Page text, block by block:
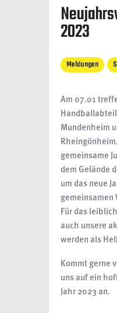
2023
Meldungen
Am 07.01
Mundenheim
gemeinsame
dem Gelände
um das neue
gemeinsamen
Für das
auch unsere
werden als
Kommt gerne
uns auf ein
Jahr 2023 an.